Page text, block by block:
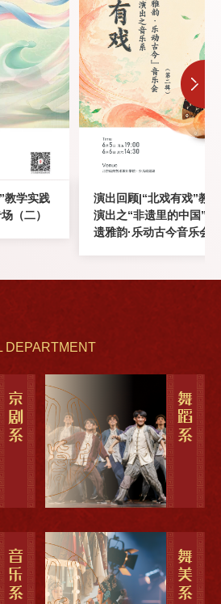
教学实践
（二）
演出回顾|“北戏有戏”教
演出之“非遗里的中国
遗雅韵·乐动古今音乐会
DEPARTMENT
京剧系 舞蹈系
音乐系 舞美系